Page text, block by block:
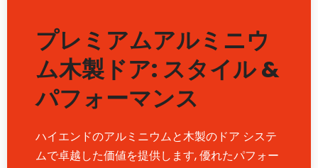
プレミアムアルミニウ
ム木製ドア: スタイル &
パフォーマンス
ハイエンドのアルミニウムと木製のドア システ
ムで卓越した価値を提供します, 優れたパフォー